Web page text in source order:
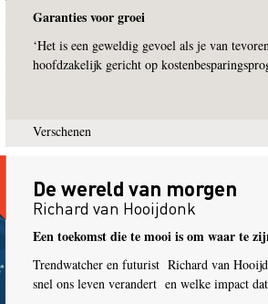
Garanties voor groei
‘Het is een geweldig gevoel als je van
hoofdzakelijk gericht op
Verschenen
De wereld van morgen
Richard van Hooijdonk
Een toekomst die te mooi is om waar te
Trendwatcher en futurist Richard van
snel ons leven verandert en welke impact